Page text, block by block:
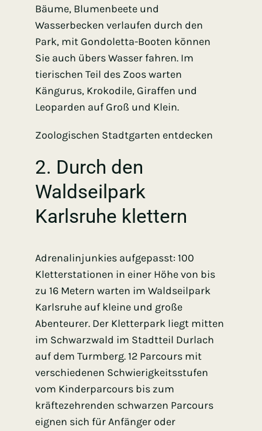
Bäume, Blumenbeete und
Wasserbecken verlaufen durch den
Park, mit Gondoletta-Booten können
Sie auch übers Wasser fahren. Im
tierischen Teil des Zoos warten
Kängurus, Krokodile, Giraffen und
Leoparden auf Groß und Klein.
Zoologischen Stadtgarten entdecken
2. Durch den
Waldseilpark
Karlsruhe klettern
Adrenalinjunkies aufgepasst: 100
Kletterstationen in einer Höhe von bis
zu 16 Metern warten im Waldseilpark
Karlsruhe auf kleine und große
Abenteurer. Der Kletterpark liegt mitten
im Schwarzwald im Stadtteil Durlach
auf dem Turmberg. 12 Parcours mit
verschiedenen Schwierigkeitsstufen
vom Kinderparcours bis zum
kräftezehrenden schwarzen Parcours
eignen sich für Anfänger oder